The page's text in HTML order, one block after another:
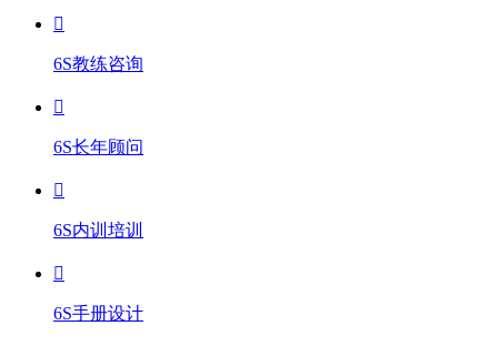
6S教练咨询
6S长年顾问
6S内训培训
6S手册设计